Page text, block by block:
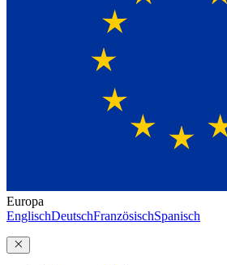
Europa
EnglischDeutschFranzösischSpanisch